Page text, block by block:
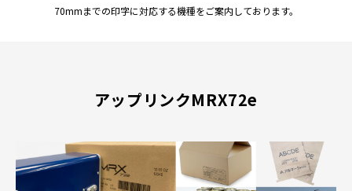
70mmまでの印字に対応する機種をご案内しております。
アップリンクMRX72e